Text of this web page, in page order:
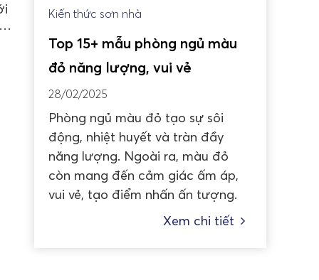
Kiến thức sơn nhà
Top 15+ mẫu phòng ngủ màu
đỏ năng lượng, vui vẻ
28/02/2025
Phòng ngủ màu đỏ tạo sự sôi
động, nhiệt huyết và tràn đầy
năng lượng. Ngoài ra, màu đỏ
còn mang đến cảm giác ấm áp,
vui vẻ, tạo điểm nhấn ấn tượng.
Xem chi tiết